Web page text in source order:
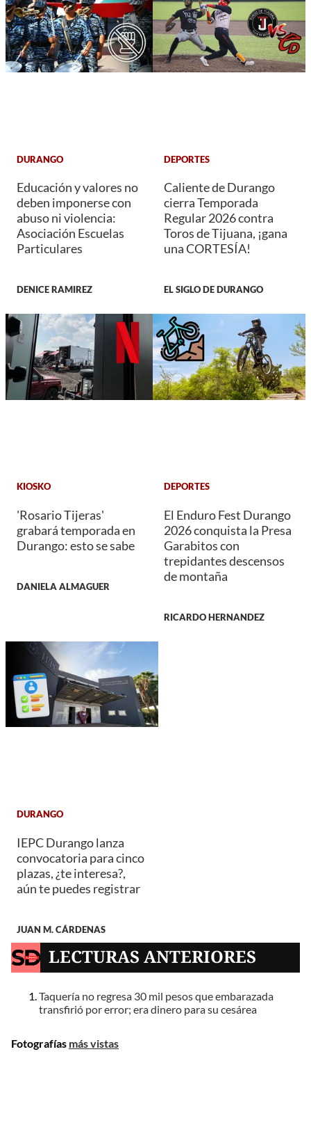
DURANGO
Educación y valores no
deben imponerse con
abuso ni violencia:
Asociación Escuelas
Particulares
DENICE RAMIREZ
DEPORTES
Caliente de Durango
cierra Temporada
Regular 2026 contra
Toros de Tijuana, ¡gana
una CORTESÍA!
EL SIGLO DE DURANGO
KIOSKO
'Rosario Tijeras'
grabará temporada en
Durango: esto se sabe
DANIELA ALMAGUER
DEPORTES
El Enduro Fest Durango
2026 conquista la Presa
Garabitos con
trepidantes descensos
de montaña
RICARDO HERNANDEZ
DURANGO
IEPC Durango lanza
convocatoria para cinco
plazas, ¿te interesa?,
aún te puedes registrar
JUAN M. CÁRDENAS
LECTURAS ANTERIORES
Taquería no regresa 30 mil pesos que embarazada
transfirió por error; era dinero para su cesárea
Fotografías más vistas